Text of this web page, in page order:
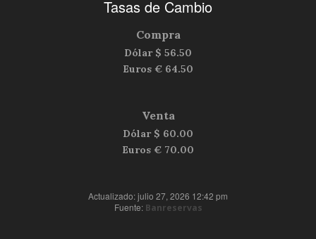
Tasas de Cambio
Compra
Dólar $ 56.50
Euros € 64.50
Venta
Dólar $ 60.00
Euros € 70.00
Actualizado: julio 27, 2026 12:42 pm
Fuente: Banreservas